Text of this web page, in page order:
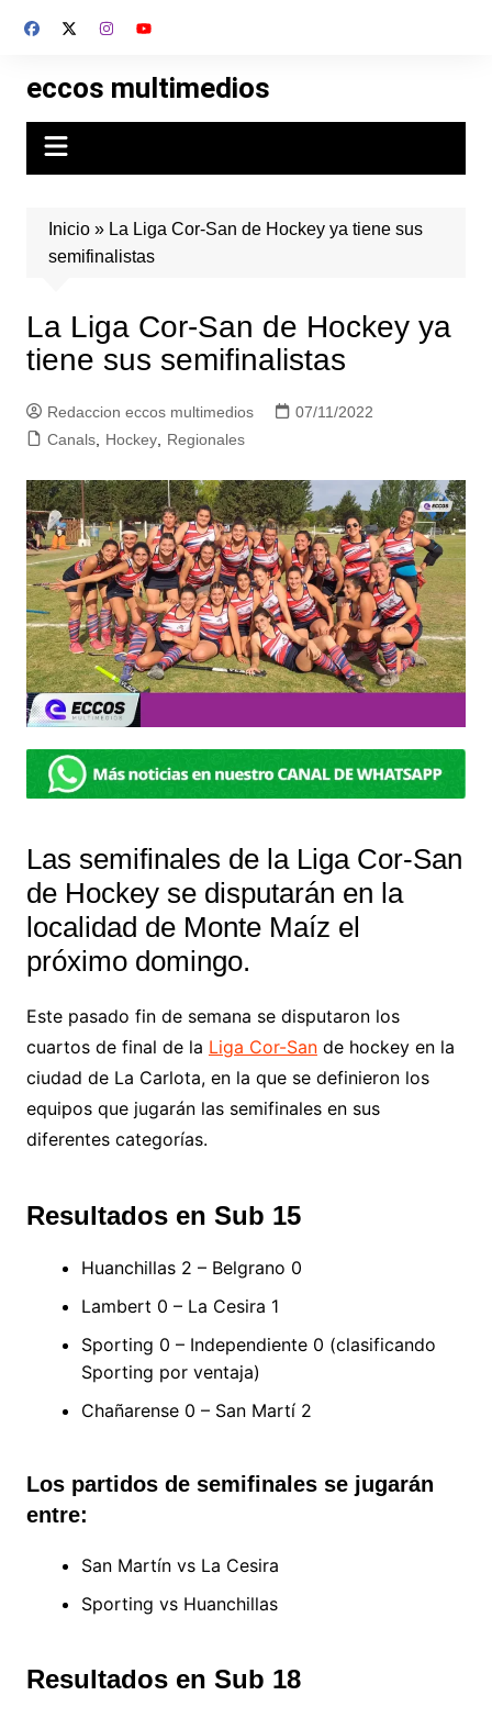
eccos multimedios
Inicio» La Liga Cor-San de Hockey ya tiene sus
semifinalistas
La Liga Cor-San de Hockey ya
tiene sus semifinalistas
Redaccion eccos multimedios
07/11/2022
Canals, Hockey, Regionales
Las semifinales de la Liga Cor-San
de Hockey se disputarán en la
localidad de Monte Maíz el
próximo domingo.
Este pasado fin de semana se disputaron los
cuartos de final de la Liga Cor-Sande hockey en la
ciudad de La Carlota, en la que se definieron los
equipos que jugarán las semifinales en sus
diferentes categorías.
Resultados en Sub 15
Huanchillas 2 – Belgrano 0
Lambert 0 – La Cesira 1
Sporting 0 – Independiente 0 (clasificando
Sporting por ventaja)
Chañarense 0 – San Martí 2
Los partidos de semifinales se jugarán
entre:
San Martín vs La Cesira
Sporting vs Huanchillas
Resultados en Sub 18